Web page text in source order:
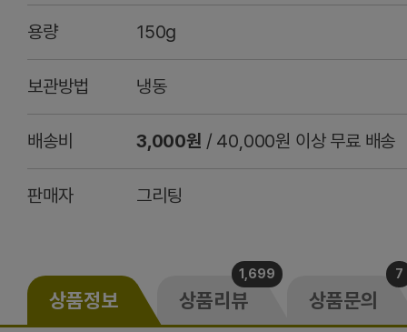
용량 150g
보관방법 냉동
배송비 3,000원 / 40,000원 이상 무료 배송
판매자 그리팅
상품정보 상품리뷰
1,699
상품문의
7